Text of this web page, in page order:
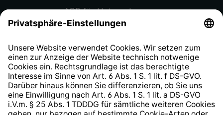
AGB für Unternehmen
Datenschutzhinweis
Widerrufsrecht
Hinweisgeberschutzsystem
Barrierefreiheit